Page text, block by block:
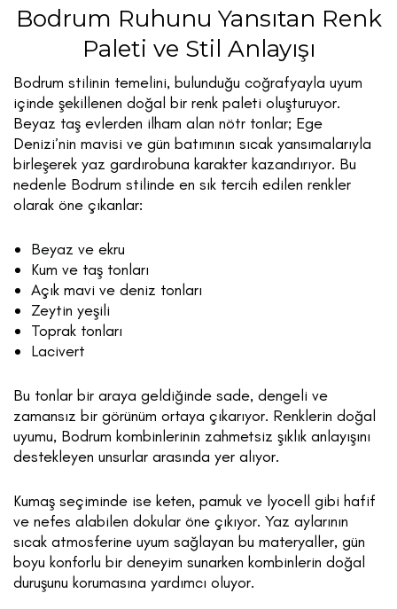
Bodrum Ruhunu Yansıtan Renk
Paleti ve Stil Anlayışı
Bodrum stilinin temelini, bulunduğu coğrafyayla uyum
içinde şekillenen doğal bir renk paleti oluşturuyor.
Beyaz taş evlerden ilham alan nötr tonlar; Ege
Denizi’nin mavisi ve gün batımının sıcak yansımalarıyla
birleşerek yaz gardırobuna karakter kazandırıyor. Bu
nedenle Bodrum stilinde en sık tercih edilen renkler
olarak öne çıkanlar:
Beyaz ve ekru
Kum ve taş tonları
Açık mavi ve deniz tonları
Zeytin yeşili
Toprak tonları
Lacivert
Bu tonlar bir araya geldiğinde sade, dengeli ve
zamansız bir görünüm ortaya çıkarıyor. Renklerin doğal
uyumu, Bodrum kombinlerinin zahmetsiz şıklık anlayışını
destekleyen unsurlar arasında yer alıyor.
Kumaş seçiminde ise keten, pamuk ve lyocell gibi hafif
ve nefes alabilen dokular öne çıkıyor. Yaz aylarının
sıcak atmosferine uyum sağlayan bu materyaller, gün
boyu konforlu bir deneyim sunarken kombinlerin doğal
duruşunu korumasına yardımcı oluyor.